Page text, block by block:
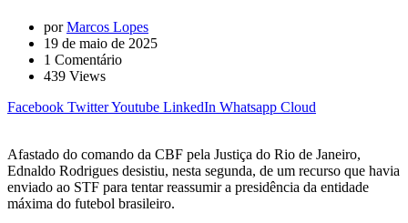
porMarcos Lopes
19 de maio de 2025
1 Comentário
439 Views
Facebook TwitterYoutube LinkedIn Whatsapp Cloud
Afastado do comando da CBF pela Justiça do Rio de Janeiro,
Ednaldo Rodrigues desistiu, nesta segunda, de um recurso que havia
enviado ao STF para tentar reassumir a presidência da entidade
máxima do futebol brasileiro.